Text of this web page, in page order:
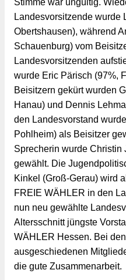
Stimme war ungültig.
Landesvorsitzende wurde
Obertshausen), während
Schauenburg) vom
Landesvorsitzenden
wurde Eric Pärisch (97%,
Beisitzern gekürt wurden
Hanau) und Dennis
den Landesvorstand
Pohlheim) als Beisitzer
Sprecherin wurde Christin
gewählt. Die
Kinkel (Groß-Gerau) wird
FREIE WÄHLER in den
nun neu gewählte
Altersschnitt jüngste
WÄHLER Hessen. Bei
ausgeschiedenen
die gute Zusammenarbeit.